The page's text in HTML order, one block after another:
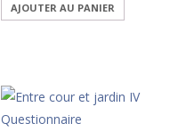
AJOUTER AU PANIER